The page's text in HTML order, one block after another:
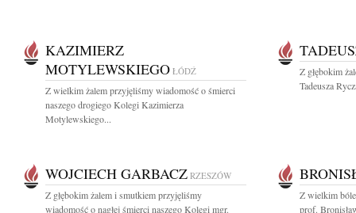
KAZIMIERZ
MOTYLEWSKIEGO ŁÓDŹ
Z wielkim żalem przyjęliśmy wiadomość o śmierci
naszego drogiego Kolegi Kazimierza
Motylewskiego...
Z głębokim
Tadeusza
WOJCIECH GARBACZ RZESZÓW
Z głębokim żalem i smutkiem przyjęliśmy
wiadomość o nagłej śmierci naszego Kolegi mgr.
Z wielkim
prof.